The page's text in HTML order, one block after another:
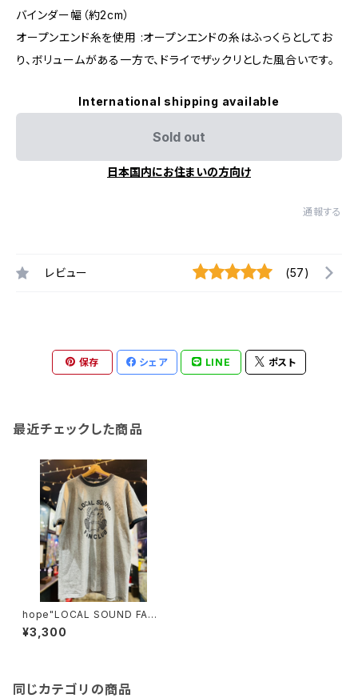
バインダー幅（約2cm）
オープンエンド糸を使用 :オープンエンドの糸はふっくらとしてお
り、ボリュームがある一方で、ドライでザックリとした風合いです。
International shipping available
Sold out
日本国内にお住まいの方向け
通報する
レビュー (57)
保存 シェア LINE ポスト
最近チェックした商品
hope"LOCAL SOUND FANC
LUB"オープンエンド リンガーT
¥3,300
同じカテゴリの商品